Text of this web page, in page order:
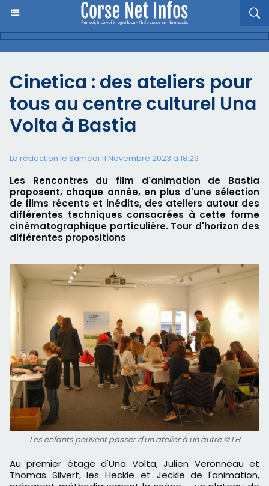
​Cinetica : des ateliers pour
tous au centre culturel Una
Volta à Bastia
La rédaction le Samedi 11 Novembre 2023 à 18:29
Les Rencontres du film d'animation de Bastia
proposent, chaque année, en plus d'une sélection
de films récents et inédits, des ateliers autour des
différentes techniques consacrées à cette forme
cinématographique particulière. Tour d'horizon des
différentes propositions
Les enfants peuvent passer d'un atelier à un autre © LH
Au premier étage d'Una Volta, Julien Veronneau et
Thomas Silvert, les Heckle et Jeckle de l'animation,